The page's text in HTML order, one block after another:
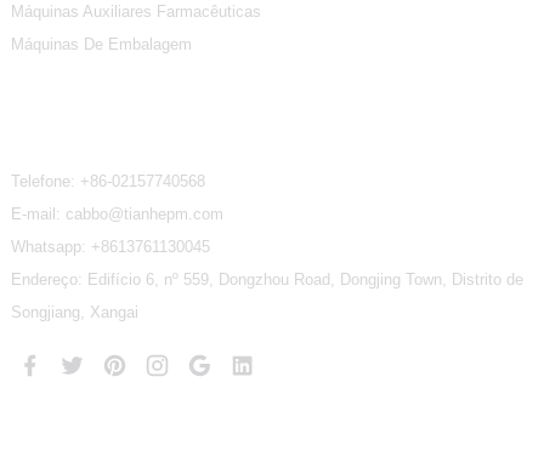
Máquinas Auxiliares Farmacêuticas
Máquinas De Embalagem
Telefone: +86-02157740568
E-mail: cabbo@tianhepm.com
Whatsapp: +8613761130045
Endereço: Edifício 6, nº 559, Dongzhou Road, Dongjing Town, Distrito de
Songjiang, Xangai